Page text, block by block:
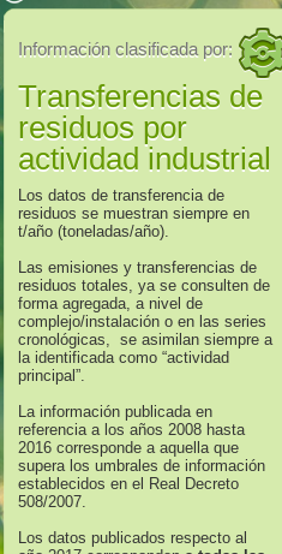
Información clasificada por:
Transferencias de
residuos por
actividad industrial
Los datos de transferencia de
residuos se muestran siempre en
t/año (toneladas/año).
Las emisiones y transferencias de
residuos totales, ya se consulten de
forma agregada, a nivel de
complejo/instalación o en las series
cronológicas, se asimilan siempre a
la identificada como “actividad
principal”.
La información publicada en
referencia a los años 2008 hasta
2016 corresponde a aquella que
supera los umbrales de información
establecidos en el Real Decreto
508/2007.
Los datos publicados respecto al